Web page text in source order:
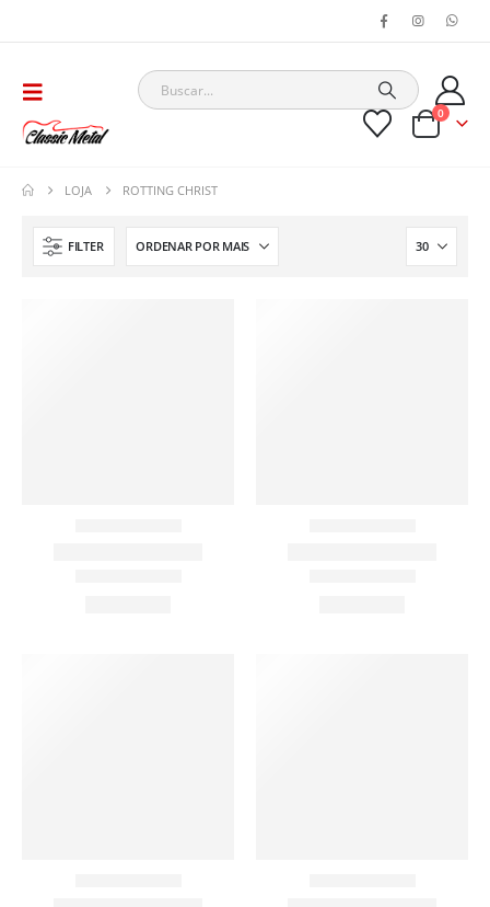
0
LOJA ROTTING CHRIST
FILTER